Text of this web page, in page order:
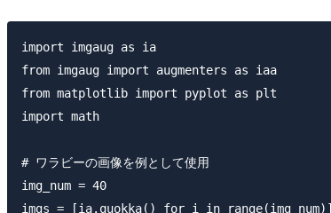
import imgaug as ia
from imgaug import augmenters as iaa
from matplotlib import pyplot as plt
import math
# ワラビーの画像を例として使用
img_num = 40
imgs = [ia.quokka() for i in range(img_num)]